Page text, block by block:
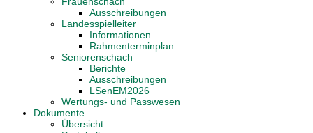
Ausschreibungen
Landesspielleiter
Informationen
Rahmenterminplan
Seniorenschach
Berichte
Ausschreibungen
LSenEM2026
Wertungs- und Passwesen
Dokumente
Übersicht